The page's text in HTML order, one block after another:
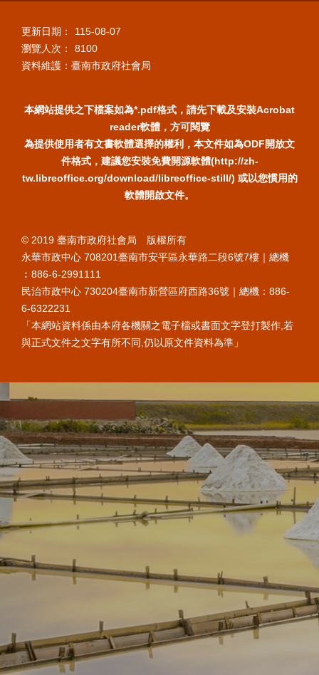
更新日期：
115-08-07
瀏覽人次：
8100
資料維護：臺南市政府社會局
本網站提供之下檔案如為*.pdf格式，請先下載及安裝Acrobat
reader軟體，方可閱覽
為提供使用者有文書軟體選擇的權利，本文件如為ODF開放文
件格式，建議您安裝免費開源軟體(http://zh-
tw.libreoffice.org/download/libreoffice-still/) 或以您慣用的
軟體開啟文件。
© 2019 臺南市政府社會局 版權所有
永華市政中心 708201臺南市安平區永華路二段6號7樓｜總機
︰886-6-2991111
民治市政中心 730204臺南市新營區府西路36號｜總機：886-
6-6322231
「本網站資料係由本府各機關之電子檔或書面文字登打製作,若
與正式文件之文字有所不同,仍以原文件資料為準」